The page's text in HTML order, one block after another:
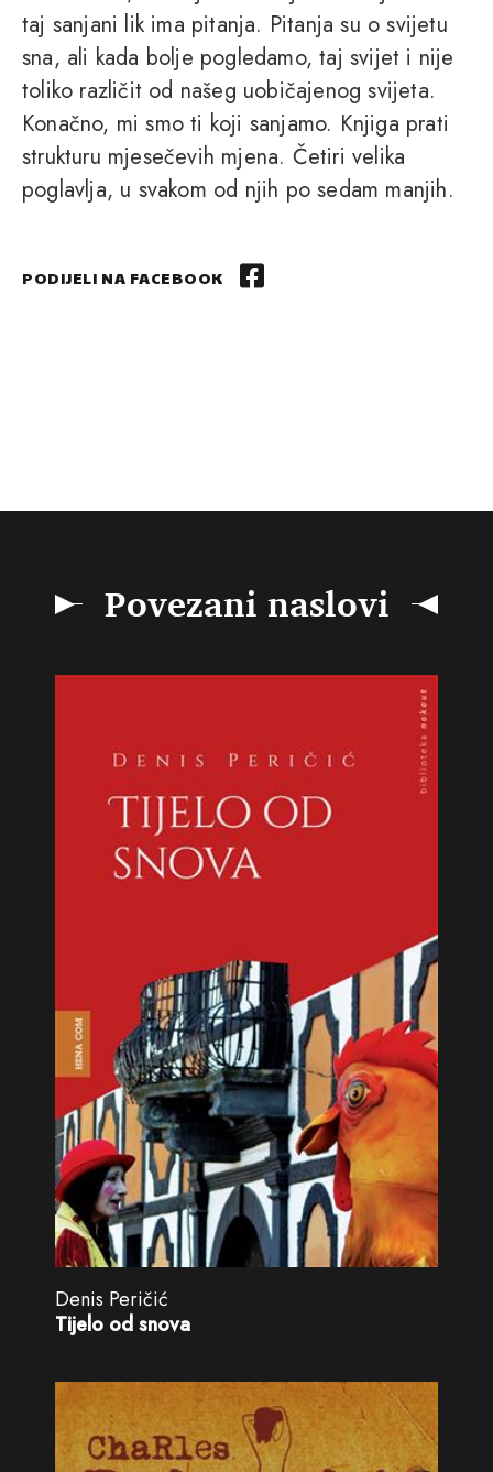
taj sanjani lik ima pitanja. Pitanja su o svijetu
sna, ali kada bolje pogledamo, taj svijet i nije
toliko različit od našeg uobičajenog svijeta.
Konačno, mi smo ti koji sanjamo. Knjiga prati
strukturu mjesečevih mjena. Četiri velika
poglavlja, u svakom od njih po sedam manjih.
PODIJELI NA FACEBOOK
Povezani naslovi
Denis Peričić
Tijelo od snova